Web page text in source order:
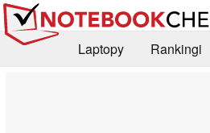
Laptopy Rankingi